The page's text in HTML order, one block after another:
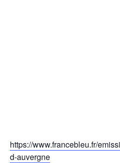
https://www.francebleu.fr/
d-auvergne